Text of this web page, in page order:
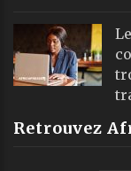
Retrouvez